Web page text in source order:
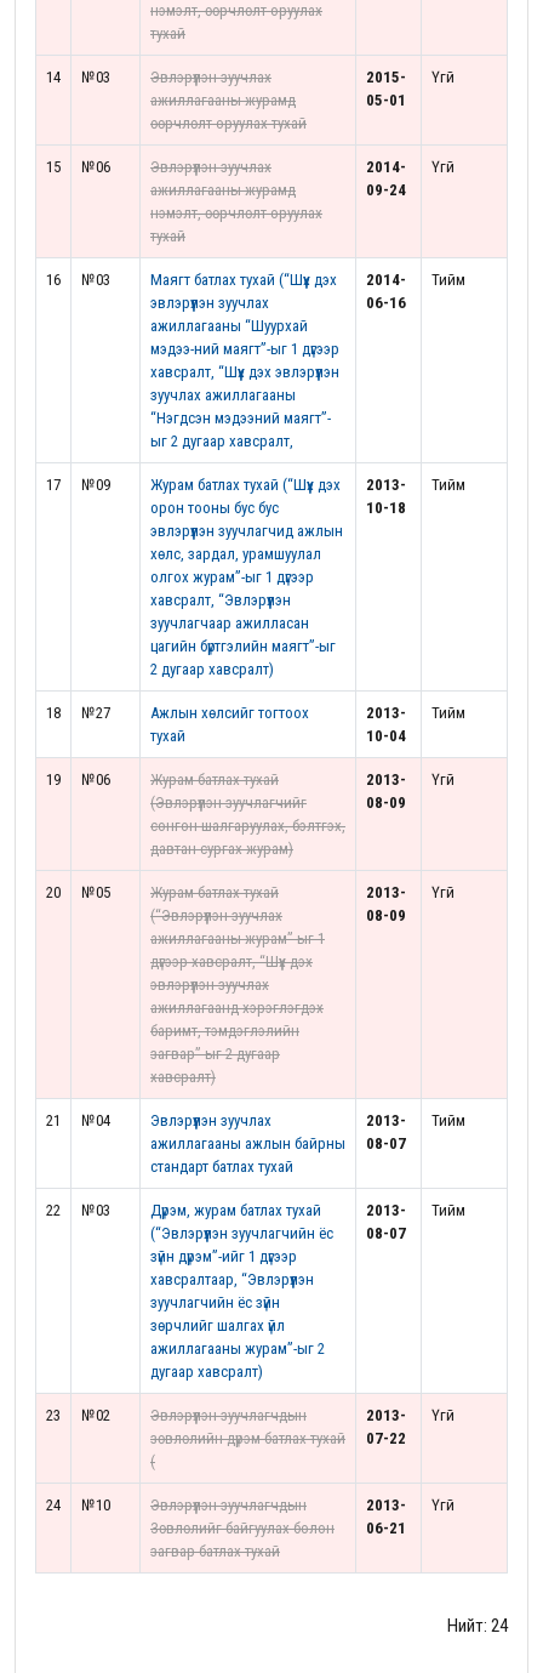
нэмэлт, өөрчлөлт оруулах
тухай
14 №03
Эвлэрүүлэн зуучлах
ажиллагааны журамд
өөрчлөлт оруулах тухай
2015-
05-01
Үгүй
15 №06
Эвлэрүүлэн зуучлах
ажиллагааны журамд
нэмэлт, өөрчлөлт оруулах
тухай
2014-
09-24
Үгүй
16 №03
Маягт батлах тухай (“Шүүх дэх
эвлэрүүлэн зуучлах
ажиллагааны “Шуурхай
мэдээ-ний маягт”-ыг 1 дүгээр
хавсралт, “Шүүх дэх эвлэрүүлэн
зуучлах ажиллагааны
“Нэгдсэн мэдээний маягт”-
ыг 2 дугаар хавсралт,
2014-
06-16
Тийм
17 №09
Журам батлах тухай (“Шүүх дэх
орон тооны бус бус
эвлэрүүлэн зуучлагчид ажлын
хөлс, зардал, урамшуулал
олгох журам”-ыг 1 дүгээр
хавсралт, “Эвлэрүүлэн
зуучлагчаар ажилласан
цагийн бүртгэлийн маягт”-ыг
2 дугаар хавсралт)
2013-
10-18
Тийм
18 №27
Ажлын хөлсийг тогтоох
тухай
2013-
10-04
Тийм
19 №06
Журам батлах тухай
(Эвлэрүүлэн зуучлагчийг
сонгон шалгаруулах, бэлтгэх,
давтан сургах журам)
2013-
08-09
Үгүй
20 №05
Журам батлах тухай
(“Эвлэрүүлэн зуучлах
ажиллагааны журам”-ыг 1
дүгээр хавсралт, “Шүүх дэх
эвлэрүүлэн зуучлах
ажиллагаанд хэрэглэгдэх
баримт, тэмдэглэлийн
загвар”-ыг 2 дугаар
хавсралт)
2013-
08-09
Үгүй
21 №04
Эвлэрүүлэн зуучлах
ажиллагааны ажлын байрны
стандарт батлах тухай
2013-
08-07
Тийм
22 №03
Дүрэм, журам батлах тухай
(“Эвлэрүүлэн зуучлагчийн ёс
зүйн дүрэм”-ийг 1 дүгээр
хавсралтаар, “Эвлэрүүлэн
зуучлагчийн ёс зүйн
зөрчлийг шалгах үйл
ажиллагааны журам”-ыг 2
дугаар хавсралт)
2013-
08-07
Тийм
23 №02
Эвлэрүүлэн зуучлагчдын
зөвлөлийн дүрэм батлах тухай
(
2013-
07-22
Үгүй
24 №10
Эвлэрүүлэн зуучлагчдын
Зөвлөлийг байгуулах болон
загвар батлах тухай
2013-
06-21
Үгүй
Нийт: 24